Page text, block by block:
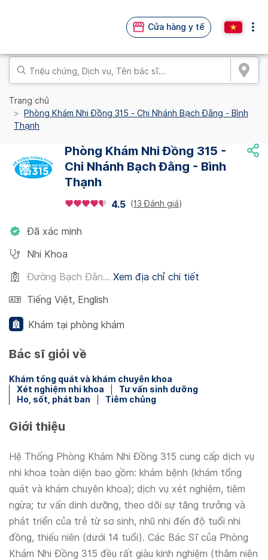
Cửa hàng y tế
Trang chủ
Phòng Khám Nhi Đồng 315 - Chi Nhánh Bạch Đằng - Bình
Thạnh
Phòng Khám Nhi Đồng 315 -
Chi Nhánh Bạch Đằng - Bình
Thạnh
4.5 (13 Đánh giá)
Đã xác minh
Nhi Khoa
Đường Bạch Đằn... Xem địa chỉ chi tiết
Tiếng Việt, English
Khám tại phòng khám
Bác sĩ giỏi về
Khám tổng quát và khám chuyên khoa
Xét nghiệm nhi khoa
Tư vấn sinh dưỡng
Ho, sốt, phát ban
Tiêm chủng
Giới thiệu
Hệ Thống Phòng Khám Nhi Đồng 315 cung cấp dịch vụ
nhi khoa toàn diện bao gồm: khám bệnh (khám tổng
quát và khám chuyên khoa); dịch vụ xét nghiệm, tiêm
ngừa; tư vấn dinh dưỡng, theo dõi sự tăng trưởng và
phát triển của trẻ từ sơ sinh, nhũ nhi đến độ tuổi nhi
đồng, thiếu niên (dưới 14 tuổi). Các Bác Sĩ của Phòng
Khám Nhi Đồng 315 đều rất giàu kinh nghiệm (thâm niên